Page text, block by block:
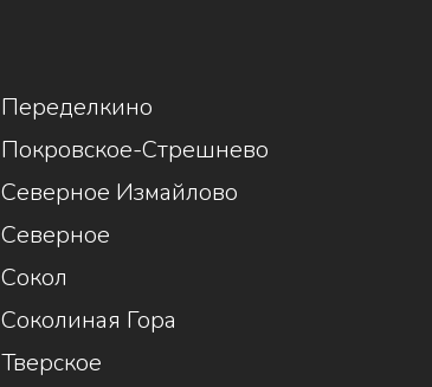
Переделкино
Покровское-Стрешнево
Северное Измайлово
Северное
Сокол
Соколиная Гора
Тверское